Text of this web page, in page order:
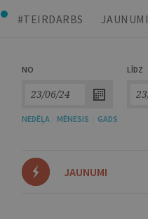
#TEIRDARBS JAUNUMI
NO LĪDZ
NEDĒĻA MĒNESIS GADS
JAUNUMI